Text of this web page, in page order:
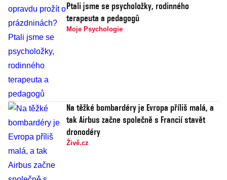
Ptali jsme se psycholožky, rodinného
terapeuta a pedagogů
Moje Psychologie
Na těžké bombardéry je Evropa příliš malá, a
tak Airbus začne společně s Francií stavět
dronodéry
Živě.cz